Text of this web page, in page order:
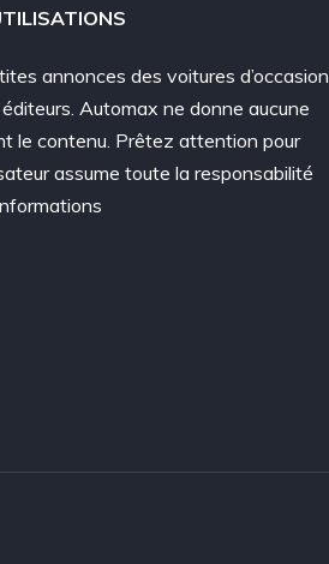
annonces des voitures d’occasion
Automax ne donne aucune
le contenu. Prêtez attention pour
assume toute la responsabilité